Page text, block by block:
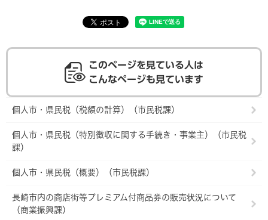
このページを見ている人は
こんなページも見ています
個人市・県民税（税額の計算）（市民税課）
個人市・県民税（特別徴収に関する手続き・事業主）（市民税
課）
個人市・県民税（概要）（市民税課）
長崎市内の商店街等プレミアム付商品券の販売状況について
（商業振興課）